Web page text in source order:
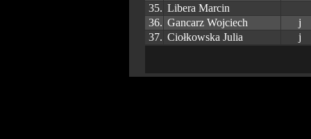
35. Libera Marcin
36. Gancarz Wojciech
j
37. Ciołkowska Julia j